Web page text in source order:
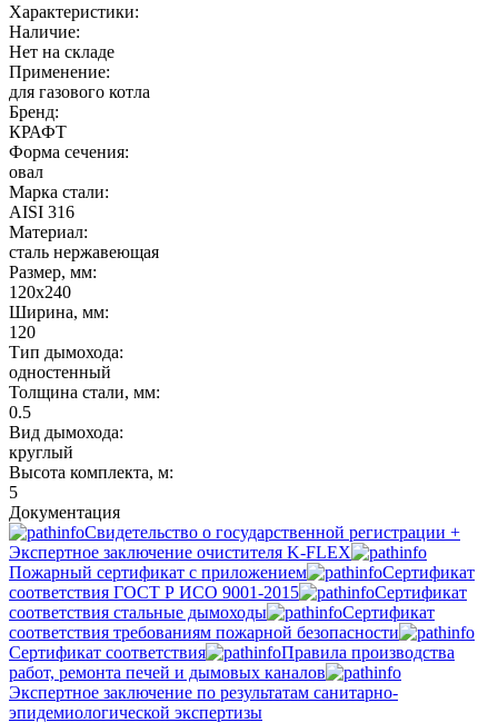
Характеристики:
Наличие:
Нет на складе
Применение:
для газового котла
Бренд:
КРАФТ
Форма сечения:
овал
Марка стали:
AISI 316
Материал:
сталь нержавеющая
Размер, мм:
120х240
Ширина, мм:
120
Тип дымохода:
одностенный
Толщина стали, мм:
0.5
Вид дымохода:
круглый
Высота комплекта, м:
5
Документация
Свидетельство о государственной регистрации +
Экспертное заключение очистителя K-FLEX
Пожарный сертификат с приложением
Сертификат
соответствия ГОСТ Р ИСО 9001-2015
Сертификат
соответствия стальные дымоходы
Сертификат
соответствия требованиям пожарной безопасности
Сертификат соответствия
Правила производства
работ, ремонта печей и дымовых каналов
Экспертное заключение по результатам санитарно-
эпидемиологической экспертизы